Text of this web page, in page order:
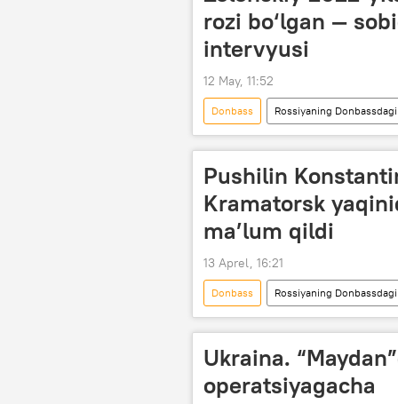
rozi bo‘lgan —
intervyusi
12 May, 11:52
Donbass Rossiyaning
Vladimir Zelenskiy
Dunyo
Pushilin
Kramatorsk
ma’lum qildi
13 Aprel, 16:21
Donbass Rossiyaning
Donesk xalq respublikasi (DXR)
Ukraina.
operatsiyagacha